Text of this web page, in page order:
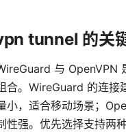
tunnel 的关
与 OpenVPN
合。WireGuard 的连接
小，适合移动场景；
性强。优先选择支持两